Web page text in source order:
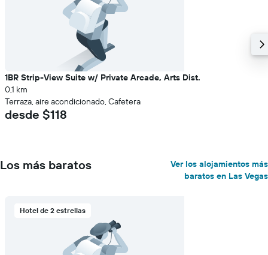
1BR Strip-View Suite w/ Private Arcade, Arts Dist.
0,1 km
Terraza, aire acondicionado, Cafetera
desde $118
Los más baratos
Ver los alojamientos más
baratos en Las Vegas
Hotel de 2 estrellas